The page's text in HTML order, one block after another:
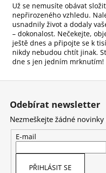
Už se nemusíte obávat
nepřirozeného vzhledu.
usnadnily život a dodaly
– dokonalost. Nečekejte,
ještě dnes a připojte se k
nikdy nebudou chtít jinak.
dne s jen jedním mrknutím!
Z
Odebírat newsletter
Nezmeškejte žádné novinky
E-mail
PŘIHLÁSIT SE